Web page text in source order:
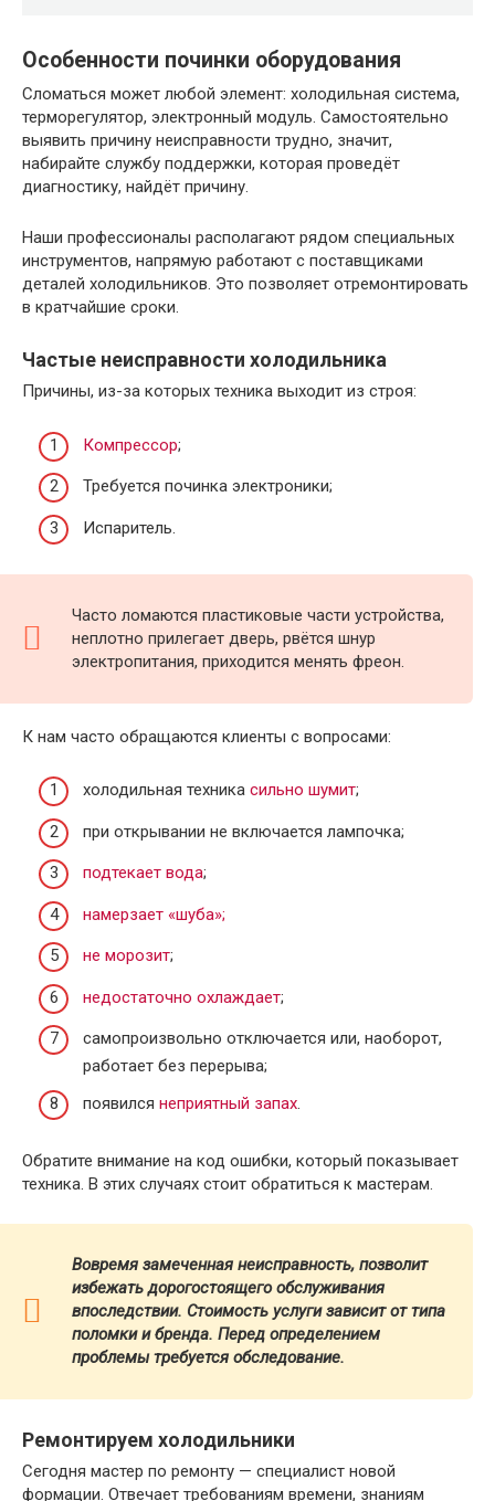
Особенности починки оборудования
Сломаться может любой элемент: холодильная система,
терморегулятор, электронный модуль. Самостоятельно
выявить причину неисправности трудно, значит,
набирайте службу поддержки, которая проведёт
диагностику, найдёт причину.
Наши профессионалы располагают рядом специальных
инструментов, напрямую работают с поставщиками
деталей холодильников. Это позволяет отремонтировать
в кратчайшие сроки.
Частые неисправности холодильника
Причины, из-за которых техника выходит из строя:
Компрессор;
Требуется починка электроники;
Испаритель.
Часто ломаются пластиковые части устройства,
неплотно прилегает дверь, рвётся шнур
электропитания, приходится менять фреон.
К нам часто обращаются клиенты с вопросами:
холодильная техника сильно шумит;
при открывании не включается лампочка;
подтекает вода;
намерзает «шуба»;
не морозит;
недостаточно охлаждает;
самопроизвольно отключается или, наоборот,
работает без перерыва;
появился неприятный запах.
Обратите внимание на код ошибки, который показывает
техника. В этих случаях стоит обратиться к мастерам.
Вовремя замеченная неисправность, позволит
избежать дорогостоящего обслуживания
впоследствии. Стоимость услуги зависит от типа
поломки и бренда. Перед определением
проблемы требуется обследование.
Ремонтируем холодильники
Сегодня мастер по ремонту — специалист новой
формации. Отвечает требованиям времени, знаниям